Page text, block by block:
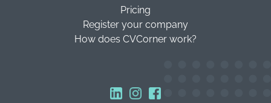
Pricing
Register your company
How does CVCorner work?